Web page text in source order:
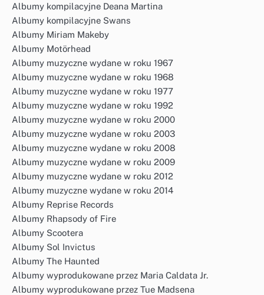
Albumy kompilacyjne Deana Martina
Albumy kompilacyjne Swans
Albumy Miriam Makeby
Albumy Motörhead
Albumy muzyczne wydane w roku 1967
Albumy muzyczne wydane w roku 1968
Albumy muzyczne wydane w roku 1977
Albumy muzyczne wydane w roku 1992
Albumy muzyczne wydane w roku 2000
Albumy muzyczne wydane w roku 2003
Albumy muzyczne wydane w roku 2008
Albumy muzyczne wydane w roku 2009
Albumy muzyczne wydane w roku 2012
Albumy muzyczne wydane w roku 2014
Albumy Reprise Records
Albumy Rhapsody of Fire
Albumy Scootera
Albumy Sol Invictus
Albumy The Haunted
Albumy wyprodukowane przez Maria Caldata Jr.
Albumy wyprodukowane przez Tue Madsena